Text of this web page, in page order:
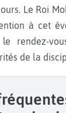
Le Roi
à cet
rendez-
de la